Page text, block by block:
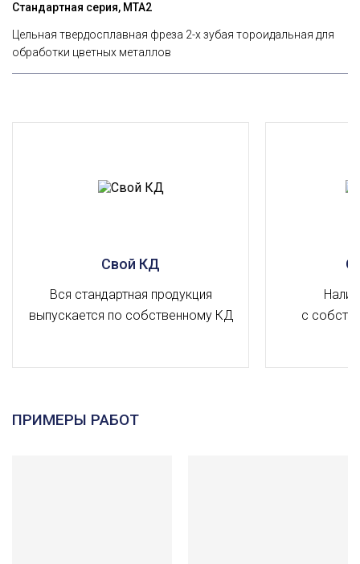
Стандартная серия, MTA2
Цельная твердосплавная фреза 2-х зубая тороидальная для
обработки цветных металлов
Свой КД
Вся стандартная продукция
выпускается по собственному КД
с
ПРИМЕРЫ РАБОТ